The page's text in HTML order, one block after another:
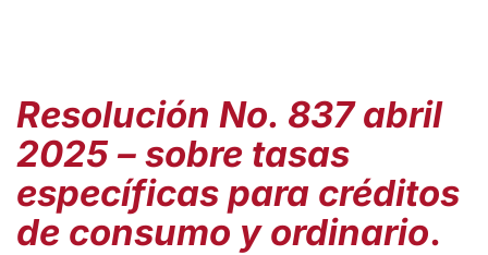
Resolución No. 837 abril
2025 – sobre tasas
específicas para créditos
de consumo y ordinario.